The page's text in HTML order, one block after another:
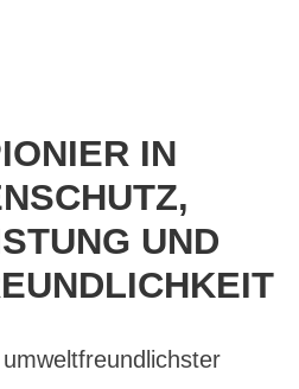
IN
UND